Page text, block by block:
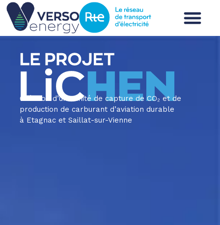
Création d’une unité de capture de CO₂ et de
production de carburant d’aviation durable
à Etagnac et Saillat-sur-Vienne